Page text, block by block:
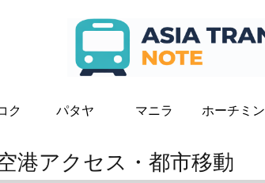
ク パタヤ マニラ ホーチミン
港アクセス・都市移動